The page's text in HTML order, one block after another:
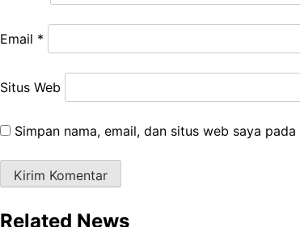
Email *
Situs Web
Simpan nama, email, dan situs web saya
Related News